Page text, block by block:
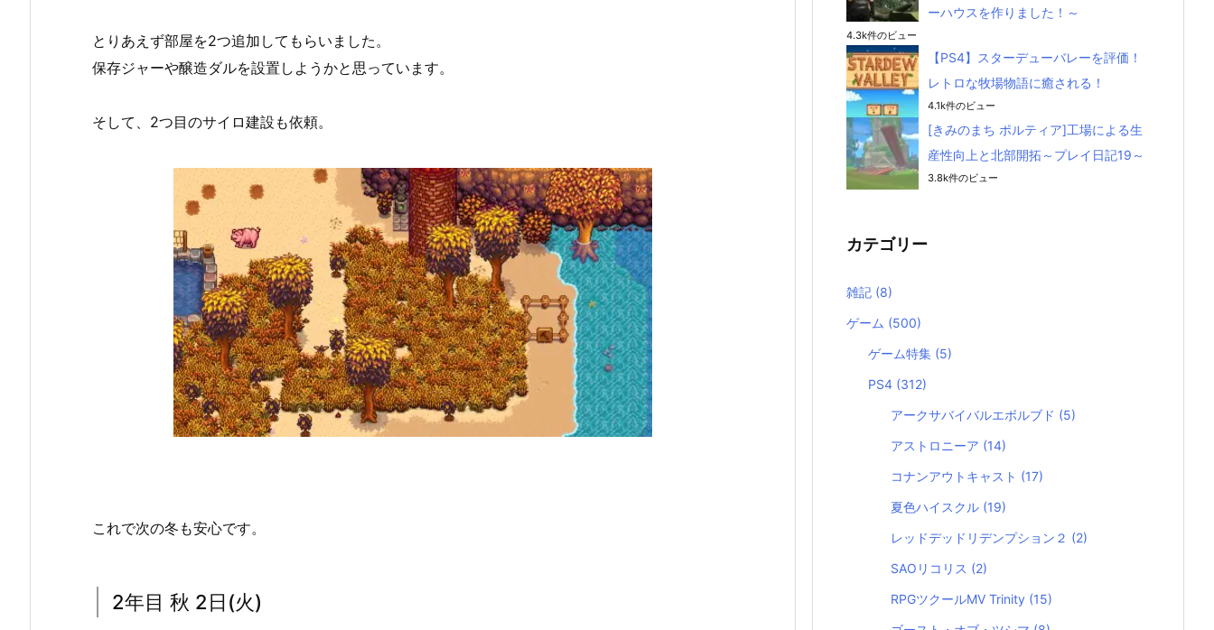
とりあえず部屋を2つ追加してもらいました。
保存ジャーや醸造ダルを設置しようかと思っています。
そして、2つ目のサイロ建設も依頼。
これで次の冬も安心です。
2年目 秋 2日(火)
ーハウスを作りました！～
4.3k件のビュー
【PS4】スターデューバレーを評価！
レトロな牧場物語に癒される！
4.1k件のビュー
[きみのまち ポルティア]工場による生
産性向上と北部開拓～プレイ日記19～
3.8k件のビュー
カテゴリー
雑記 (8)
ゲーム (500)
ゲーム特集 (5)
PS4 (312)
アークサバイバルエボルブド (5)
アストロニーア (14)
コナンアウトキャスト (17)
夏色ハイスクル (19)
レッドデッドリデンプション２ (2)
SAOリコリス (2)
RPGツクールMV Trinity (15)